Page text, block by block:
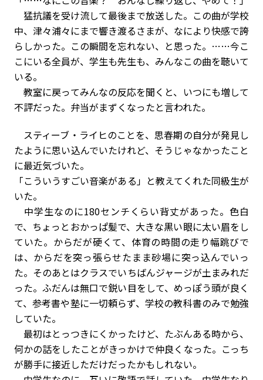
猛抗議を受け流して最後まで放送した。この曲が学校
中、津々浦々にまで響き渡るさまが、なにより快感で誇
らしかった。この瞬間を忘れない、と思った。……今こ
こにいる全員が、学生も先生も、みんなこの曲を聴いて
いる。
教室に戻ってみんなの反応を聞くと、いつにも増して
不評だった。弁当がまずくなったと言われた。
スティーブ・ライヒのことを、思春期の自分が発見し
たように思い込んでいたけれど、そうじゃなかったこと
に最近気づいた。
「こういうすごい音楽がある」と教えてくれた同級生が
いた。
中学生なのに180センチくらい背丈があった。色白
で、ちょっとおかっぱ髪で、大きな黒い眼に太い眉をし
ていた。からだが硬くて、体育の時間の走り幅跳びで
は、からだを突っ張らせたまま砂場に突っ込んでいっ
た。そのあとはクラスでいちばんジャージが土まみれだ
った。ふだんは無口で鋭い目をして、めっぽう頭が良く
て、参考書や塾に一切頼らず、学校の教科書のみで勉強
していた。
最初はとっつきにくかったけど、たぶんある時から、
何かの話をしたことがきっかけで仲良くなった。こっち
が勝手に接近しただけだったかもしれない。